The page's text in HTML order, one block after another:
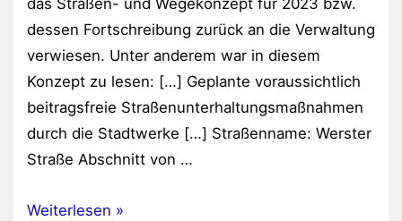
das Straßen- und Wegekonzept für 2023 bzw.
dessen Fortschreibung zurück an die Verwaltung
verwiesen. Unter anderem war in diesem
Konzept zu lesen: […] Geplante voraussichtlich
beitragsfreie Straßenunterhaltungsmaßnahmen
durch die Stadtwerke […] Straßenname: Werster
Straße Abschnitt von …
Straßen-
Weiterlesen »